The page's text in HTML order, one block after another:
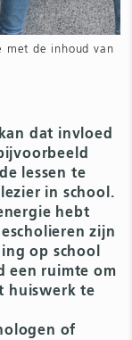
met de inhoud van
dat invloed
lessen te
in school.
hebt
zijn
op school
een ruimte om
huiswerk te
of